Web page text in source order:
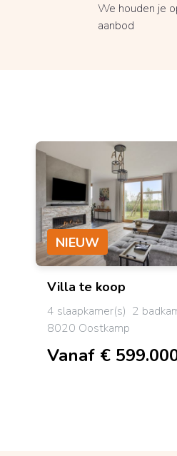
We houden je
aanbod
NIEUW
Villa te koop
4 slaapkamer(s) 2
8020 Oostkamp
Vanaf €